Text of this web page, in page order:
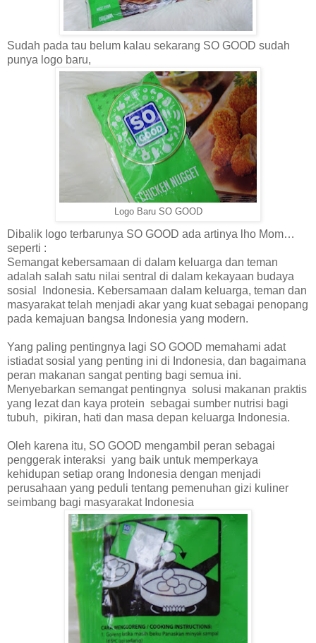
Sudah pada tau belum kalau sekarang SO GOOD sudah
punya logo baru,
Logo Baru SO GOOD
Dibalik logo terbarunya SO GOOD ada artinya lho Mom…
seperti :
Semangat kebersamaan di dalam keluarga dan teman
adalah salah satu nilai sentral di dalam kekayaan budaya
sosial
Indonesia. Kebersamaan dalam keluarga, teman dan
masyarakat telah menjadi akar yang kuat sebagai penopang
pada kemajuan bangsa Indonesia yang modern.
Yang paling pentingnya lagi SO GOOD memahami adat
istiadat sosial yang penting ini di Indonesia, dan bagaimana
peran makanan sangat penting bagi semua ini.
Menyebarkan semangat pentingnya solusi makanan praktis
yang lezat dan kaya protein sebagai sumber nutrisi bagi
tubuh, pikiran, hati dan masa depan keluarga Indonesia.
Oleh karena itu, SO GOOD mengambil peran sebagai
penggerak interaksi yang baik untuk memperkaya
kehidupan setiap orang Indonesia dengan menjadi
perusahaan yang peduli tentang pemenuhan gizi kuliner
seimbang bagi masyarakat Indonesia